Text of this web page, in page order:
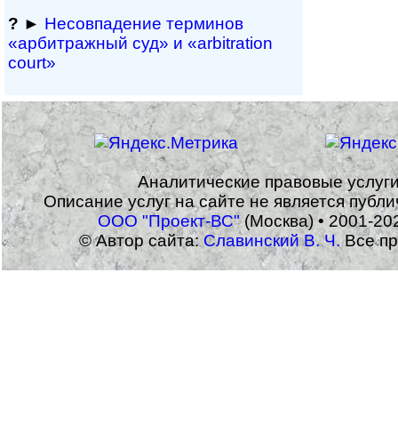
? ► Несовпадение терминов
«арбитражный суд» и «arbitration
court»
Аналитические правовые
Описание услуг на сайте не является
ООО "Проект-ВС"(Москва) • 2001-
© Автор сайта:Славинский В. Ч.Все